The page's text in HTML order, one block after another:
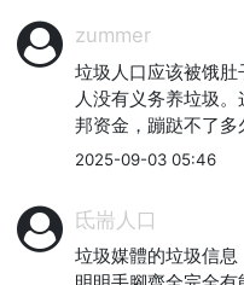
zummer
垃圾人口应该被饿
人没有义务养垃圾
邦资金，蹦跶不了多
2025-09-03 05:46
氐耑人口
垃圾媒體的垃圾信息